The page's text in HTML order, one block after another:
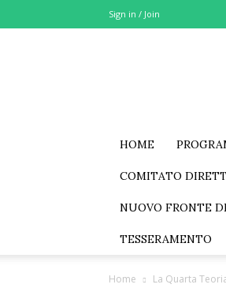
Sign in / Join
HOME
COMITATO
NUOVO FRONTE
TESSERAMENTO
Home La Quarta